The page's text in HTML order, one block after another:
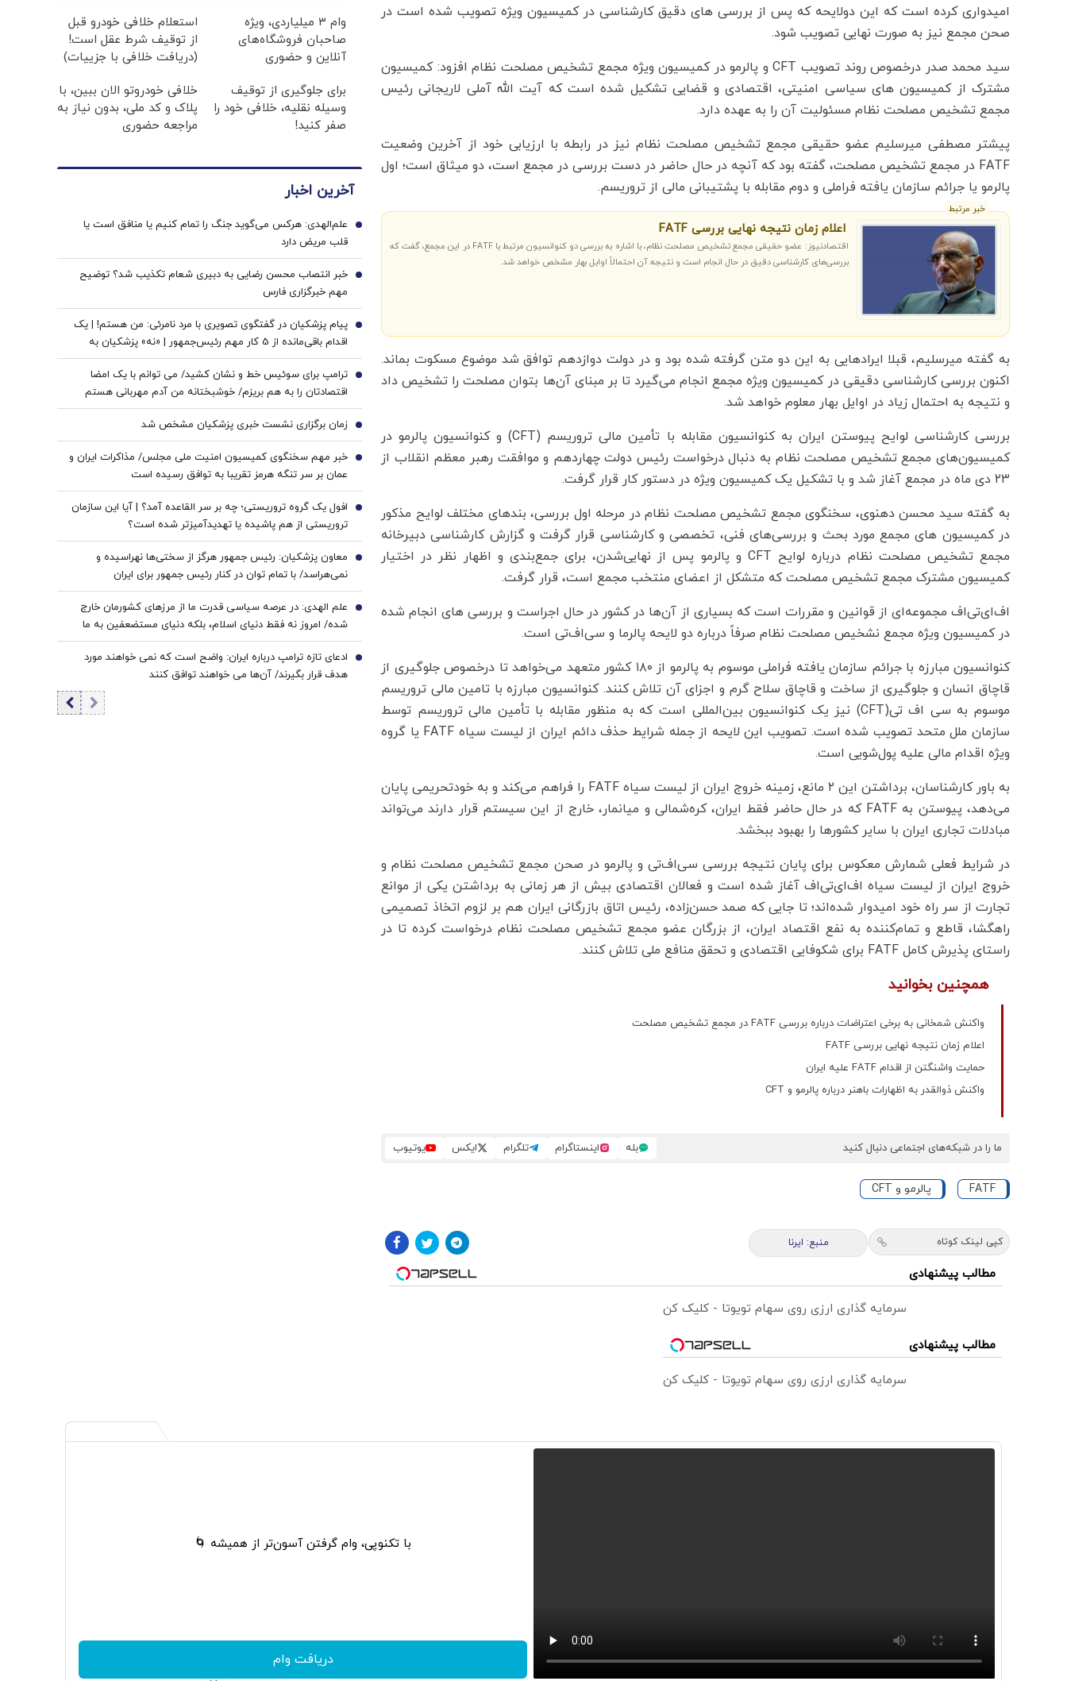
امیدواری کرده است که این دولایحه که پس از بررسی های دقیق کارشناسی در کمیسیون ویژه تصویب شده است در
صحن مجمع نیز به صورت نهایی تصویب شود.
سید محمد صدر درخصوص روند تصویب CFT و پالرمو در کمیسیون ویژه مجمع تشخیص مصلحت نظام افزود: کمیسیون
مشترک از کمیسیون های سیاسی امنیتی، اقتصادی و قضایی تشکیل شده است که آیت الله آملی لاریجانی رئیس
مجمع تشخیص مصلحت نظام مسئولیت آن را به عهده دارد.
پیشتر مصطفی میرسلیم عضو حقیقی مجمع تشخیص مصلحت نظام نیز در رابطه با ارزیابی خود از آخرین وضعیت
FATF در مجمع تشخیص مصلحت، گفته بود که آنچه در حال حاضر در دست بررسی در مجمع است، دو میثاق است؛ اول
پالرمو یا جرائم سازمان یافته فراملی و دوم مقابله با پشتیبانی مالی از تروریسم.
خبر مرتبط
اعلام زمان نتیجه نهایی بررسی FATF
اقتصادنیوز: عضو حقیقی مجمع تشخیص مصلحت نظام، با اشاره به بررسی دو کنوانسیون مرتبط با FATF در این مجمع، گفت که
بررسی‌های کارشناسی دقیق در حال انجام است و نتیجه آن احتمالاً اوایل بهار مشخص خواهد شد.
به گفته میرسلیم، قبلا ایرادهایی به این دو متن گرفته شده بود و در دولت دوازدهم توافق شد موضوع مسکوت بماند.
اکنون بررسی کارشناسی دقیقی در کمیسیون‌ ویژه مجمع انجام می‌گیرد تا بر مبنای آن‌ها بتوان مصلحت را تشخیص داد
و نتیجه به احتمال زیاد در اوایل بهار معلوم خواهد شد.
بررسی کارشناسی لوایح پیوستن ایران به کنوانسیون مقابله با تأمین مالی تروریسم (CFT) و کنوانسیون پالرمو در
کمیسیون‌های مجمع تشخیص مصلحت نظام به دنبال درخواست رئیس دولت چهاردهم و موافقت رهبر معظم انقلاب از
۲۳ دی ماه در مجمع آغاز شد و با تشکیل یک کمیسیون ویژه در دستور کار قرار گرفت.
به گفته سید محسن دهنوی، سخنگوی مجمع تشخیص مصلحت نظام در مرحله اول بررسی، بندهای مختلف لوایح مذکور
در کمیسیون های مجمع مورد بحث و بررسی‌های فنی، تخصصی و کارشناسی قرار گرفت و گزارش کارشناسی دبیرخانه
مجمع تشخیص مصلحت نظام درباره لوایح CFT و پالرمو پس از نهایی‌شدن، برای جمع‌بندی و اظهار نظر در اختیار
کمیسیون مشترک مجمع تشخیص مصلحت که متشکل از اعضای منتخب مجمع است، قرار گرفت.
اف‌ای‌تی‌اف مجموعه‌ای از قوانین و مقررات است که بسیاری از آن‌ها در کشور در حال اجراست و بررسی های انجام شده
در کمیسیون ویژه مجمع نشخیص مصلحت نظام صرفاً درباره دو لایحه پالرما و سی‌اف‌تی است.
کنوانسیون مبارزه با جرائم سازمان یافته فراملی موسوم به پالرمو از ۱۸۰ کشور متعهد می‌خواهد تا درخصوص جلوگیری از
قاچاق انسان و جلوگیری از ساخت و قاچاق سلاح گرم و اجزای آن تلاش کنند. کنوانسیون مبارزه با تامین مالی تروریسم
موسوم به سی اف تی(CFT) نیز یک کنوانسیون بین‌المللی است که به منظور مقابله با تأمین مالی تروریسم توسط
سازمان ملل متحد تصویب شده است. تصویب این لایحه از جمله شرایط حذف دائم ایران از لیست سیاه FATF یا گروه
ویژه اقدام مالی علیه پول‌شویی است.
به باور کارشناسان، برداشتن این ۲ مانع، زمینه خروج ایران از لیست سیاه FATF را فراهم می‌کند و به خودتحریمی پایان
می‌دهد، پیوستن به FATF که در حال حاضر فقط ایران، کره‌شمالی و میانمار، خارج از این سیستم قرار دارند می‌تواند
مبادلات تجاری ایران با سایر کشورها را بهبود ببخشد.
در شرایط فعلی شمارش معکوس برای پایان نتیجه بررسی سی‌اف‌تی و پالرمو در صحن مجمع تشخیص مصلحت نظام و
خروج ایران از لیست سیاه اف‌ای‌تی‌اف آغاز شده است و فعالان اقتصادی بیش از هر زمانی به برداشتن یکی از موانع
تجارت از سر راه خود امیدوار شده‌اند؛ تا جایی که صمد حسن‌زاده، رئیس اتاق بازرگانی ایران هم بر لزوم اتخاذ تصمیمی
راهگشا، قاطع و تمام‌کننده به نفع اقتصاد ایران، از بزرگان عضو مجمع تشخیص مصلحت نظام درخواست کرده تا در
راستای پذیرش کامل FATF برای شکوفایی اقتصادی و تحقق منافع ملی تلاش کنند.
همچنین بخوانید
واکنش شمخانی به برخی اعتراضات درباره بررسی FATF در مجمع تشخیص مصلحت
اعلام زمان نتیجه نهایی بررسی FATF
حمایت واشنگتن از اقدام FATF علیه ایران
واکنش ذوالقدر به اظهارات باهنر درباره پالرمو و CFT
ما را در شبکه‌های اجتماعی دنبال کنید بله اینستاگرام تلگرام ایکس یوتیوب
FATF پالرمو و CFT
کپی لینک کوتاه منبع: ایرنا
مطالب پیشنهادی
سرمایه گذاری ارزی روی سهام تویوتا - کلیک کن
مطالب پیشنهادی
سرمایه گذاری ارزی روی سهام تویوتا - کلیک کن
وام ۳ میلیاردی، ویژه
صاحبان فروشگاه‌های
آنلاین و حضوری
استعلام خلافی خودرو قبل
از توقیف شرط عقل است!
(دریافت خلافی با جزییات)
برای جلوگیری از توقیف
وسیله نقلیه، خلافی خود را
صفر کنید!
خلافی خودروتو الان ببین، با
پلاک و کد ملی، بدون نیاز به
مراجعه حضوری
آخرین اخبار
علم‌الهدی: هرکس می‌گوید جنگ را تمام کنیم یا منافق است یا
قلب مریض دارد
1
خبر انتصاب محسن رضایی به دبیری شعام تکذیب شد؟ توضیح
مهم خبرگزاری فارس
2
پیام پزشکیان در گفتگوی تصویری با مرد نامرئی: من هستم! | یک
اقدام باقی‌مانده از 5 کار مهم رئیس‌جمهور | «نه» پزشکیان به
مجریان گوش به فرمان جبلی و جلیلی!
3
ترامپ برای سوئیس خط و نشان کشید/ می توانم با یک امضا
اقتصادتان را به هم بریزم/ خوشبختانه من آدم مهربانی هستم
4
زمان برگزاری نشست خبری پزشکیان مشخص شد 5
خبر مهم سخنگوی کمیسیون امنیت ملی مجلس/ مذاکرات ایران و
عمان بر سر تنگه هرمز تقریبا به توافق رسیده است
6
افول یک گروه تروریستی؛ چه بر سر القاعده آمد؟ | آیا این سازمان
تروریستی از هم پاشیده یا تهدیدآمیزتر شده است؟
7
معاون پزشکیان: رئیس جمهور هرگز از سختی‌ها نهراسیده و
نمی‌هراسد/ با تمام توان در کنار رئیس جمهور برای ایران
ایستاده‌ایم
8
علم ‌الهدی: در عرصه سیاسی قدرت ما از مرزهای کشورمان خارج
شده/ امروز نه فقط دنیای اسلام، بلکه دنیای مستضعفین به ما
وابسته است/ خدا نصرت قطعی ما را می‌خواهد و شکست دشمن را
رقم می‌زند
9
ادعای تازه ترامپ درباره ایران: واضح است که نمی خواهند مورد
هدف قرار بگیرند/ آن‌ها می خواهند توافق کنند
10
با تکنوپی، وام گرفتن آسون‌تر از همیشه 🌀
دریافت وام